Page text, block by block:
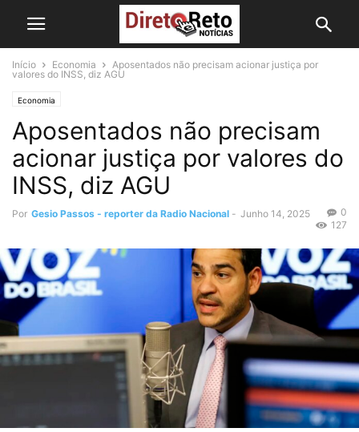
Início Economia
Aposentados não precisam acionar justiça por
valores do INSS, diz AGU
Economia
Aposentados não precisam
acionar justiça por valores do
INSS, diz AGU
Por Gesio Passos - reporter da Radio Nacional - Junho 14, 2025
0
127